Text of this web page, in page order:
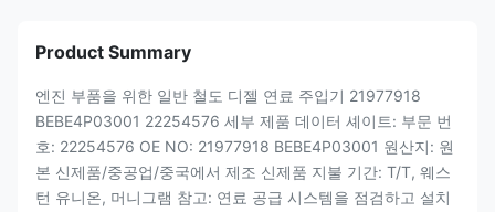
Product Summary
엔진 부품을 위한 일반 철도 디젤 연료 주입기 21977918
BEBE4P03001 22254576 세부 제품 데이터 셰이트: 부문 번
호: 22254576 OE NO: 21977918 BEBE4P03001 원산지: 원
본 신제품/중공업/중국에서 제조 신제품 지불 기간: T/T, 웨스
턴 유니온, 머니그램 참고: 연료 공급 시스템을 점검하고 설치